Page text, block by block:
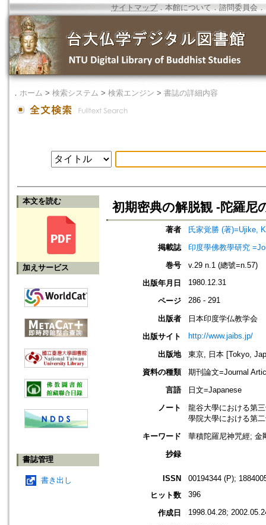
サイトマップ．本館について ． 諮問委員会 ．
． ホーム > 検索システム > 検索エンジン > 書誌の詳細内容
本文を読む
加えサービス
書誌管理
書き出し
初期密典の解脱観 -陀羅尼
著者
氏家覚勝 (著)=Ujike,
掲載誌
印度學佛教學研究
巻号
v.29 n.1 (總號=n.57)
出版年月日
1980.12.31
ページ 286 - 291
出版者
日本印度学仏教学会
出版サイト
http://www.jaibs.jp/
出版地
東京, 日本 [Tokyo,
資料の種類
期刊論文=Journal
言語
日文=Japanese
ノート
龍谷大學における第
學院大學における第
キーワード
華積陀羅尼神咒經; 金
抄録
ISSN
00194344 (P);
ヒット数
396
作成日 1998.04.28;